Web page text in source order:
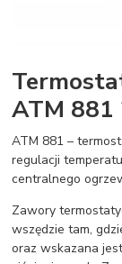
ATM
ATM 881 –
regulacji
centralnego
Zawory
wszędzie tam,
oraz wskazana